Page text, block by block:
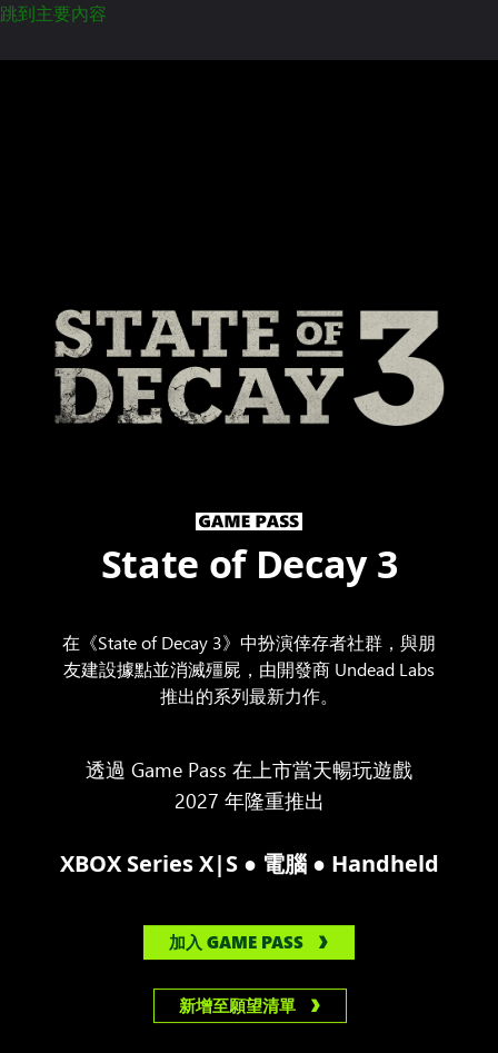
跳到主要內容
State of Decay 3
在《State of Decay 3》中扮演倖存者社群，與朋
友建設據點並消滅殭屍，由開發商 Undead Labs
推出的系列最新力作。
透過 Game Pass 在上市當天暢玩遊戲
2027 年隆重推出
XBOX Series X|S ● 電腦 ● Handheld
加入 GAME PASS
新增至願望清單